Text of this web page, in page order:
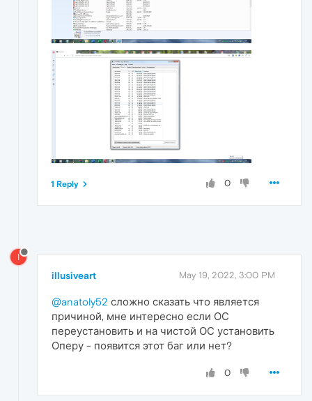
0
1 Reply
I
illusiveart May 19, 2022, 3:00 PM
@anatoly52 сложно сказать что является
причиной, мне интересно если ОС
переустановить и на чистой ОС установить
Оперу - появится этот баг или нет?
0